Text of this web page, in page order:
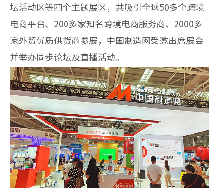
坛活动区等四个主题展区，共吸引全球50多个跨境
电商平台、 200多家知名跨境电商服务商、 2000多
家外贸优质供货商参展，中国制造网受邀出席展会
并举办同步论坛及直播活动。